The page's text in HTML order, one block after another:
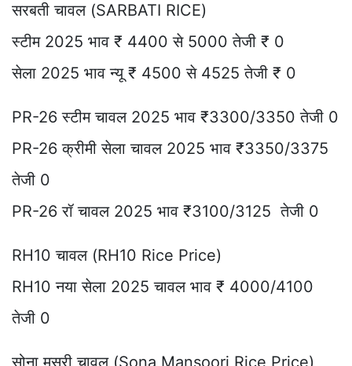
सरबती चावल (SARBATI RICE)
स्टीम 2025 भाव ₹ 4400 से 5000 तेजी ₹ 0
सेला 2025 भाव न्यू ₹ 4500 से 4525 तेजी ₹ 0
PR-26 स्टीम चावल 2025 भाव ₹3300/3350 तेजी 0
PR-26 क्रीमी सेला चावल 2025 भाव ₹3350/3375
तेजी 0
PR-26 रॉ चावल 2025 भाव ₹3100/3125 तेजी 0
RH10 चावल (RH10 Rice Price)
RH10 नया सेला 2025 चावल भाव ₹ 4000/4100
तेजी 0
सोना मसूरी चावल (Sona Mansoori Rice Price)